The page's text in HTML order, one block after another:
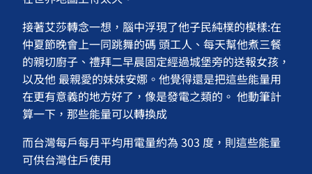
接著艾莎轉念一想，腦中浮現了他子民純樸的模樣:在
仲夏節晚會上一同跳舞的碼 頭工人、每天幫他煮三餐
的親切廚子、禮拜二早晨固定經過城堡旁的送報女孩，
以及他 最親愛的妹妹安娜。他覺得還是把這些能量用
在更有意義的地方好了，像是發電之類的。 他動筆計
算一下，那些能量可以轉換成
而台灣每戶每月平均用電量約為 303 度，則這些能量
可供台灣住戶使用